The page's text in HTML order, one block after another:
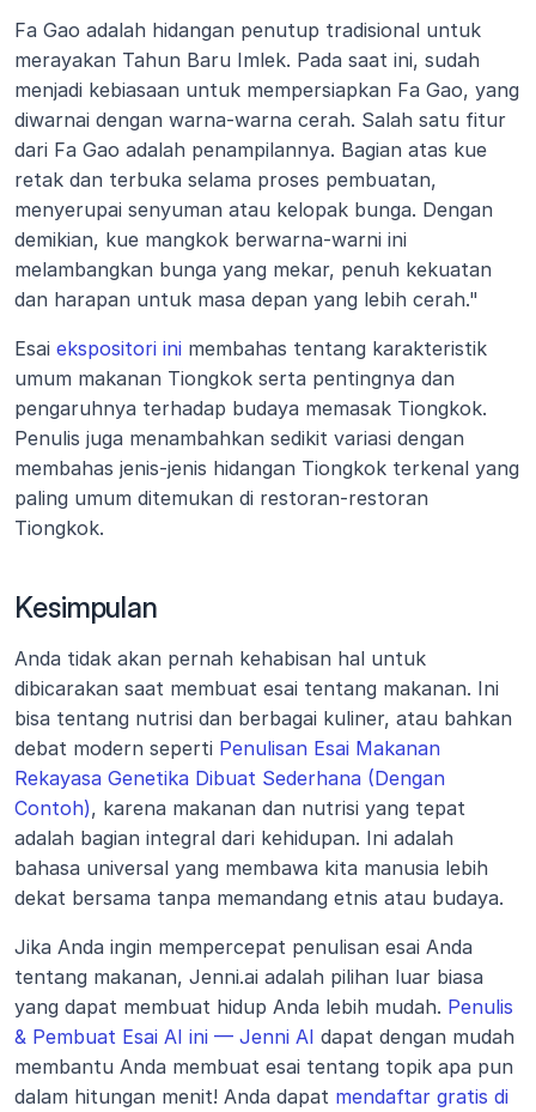
Fa Gao adalah hidangan penutup tradisional untuk
merayakan Tahun Baru Imlek. Pada saat ini, sudah
menjadi kebiasaan untuk mempersiapkan Fa Gao, yang
diwarnai dengan warna-warna cerah. Salah satu fitur
dari Fa Gao adalah penampilannya. Bagian atas kue
retak dan terbuka selama proses pembuatan,
menyerupai senyuman atau kelopak bunga. Dengan
demikian, kue mangkok berwarna-warni ini
melambangkan bunga yang mekar, penuh kekuatan
dan harapan untuk masa depan yang lebih cerah."
Esai ekspositori ini membahas tentang karakteristik
umum makanan Tiongkok serta pentingnya dan
pengaruhnya terhadap budaya memasak Tiongkok.
Penulis juga menambahkan sedikit variasi dengan
membahas jenis-jenis hidangan Tiongkok terkenal yang
paling umum ditemukan di restoran-restoran
Tiongkok.
Kesimpulan
Anda tidak akan pernah kehabisan hal untuk
dibicarakan saat membuat esai tentang makanan. Ini
bisa tentang nutrisi dan berbagai kuliner, atau bahkan
debat modern seperti Penulisan Esai Makanan
Rekayasa Genetika Dibuat Sederhana (Dengan
Contoh), karena makanan dan nutrisi yang tepat
adalah bagian integral dari kehidupan. Ini adalah
bahasa universal yang membawa kita manusia lebih
dekat bersama tanpa memandang etnis atau budaya.
Jika Anda ingin mempercepat penulisan esai Anda
tentang makanan, Jenni.ai adalah pilihan luar biasa
yang dapat membuat hidup Anda lebih mudah. Penulis
& Pembuat Esai AI ini — Jenni AI dapat dengan mudah
membantu Anda membuat esai tentang topik apa pun
dalam hitungan menit! Anda dapat mendaftar gratis di